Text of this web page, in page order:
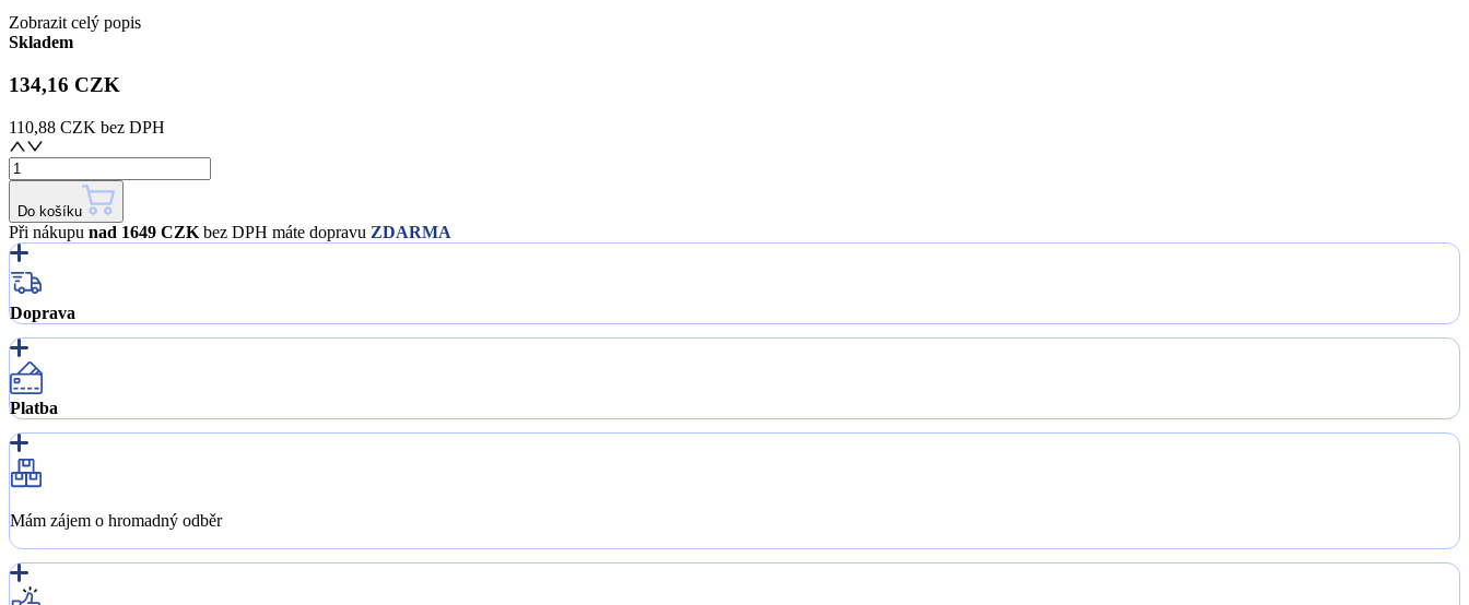
Zobrazit celý popis
Skladem
134,16 CZK
110,88 CZK bez DPH
Do košíku
Při nákupu nad 1649 CZK bez DPH máte dopravu ZDARMA
Doprava
Platba
Mám zájem o hromadný odběr